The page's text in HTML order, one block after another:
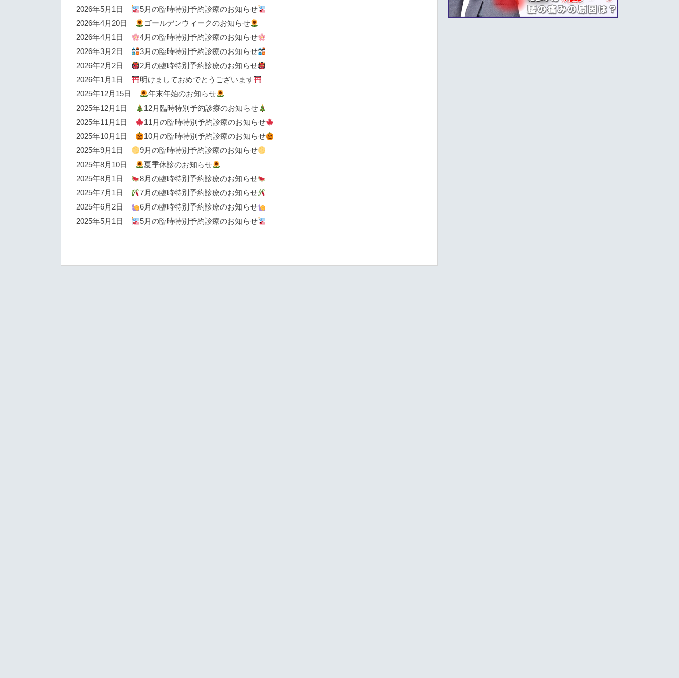
2026年5月1日
5月の臨時特別予約診療のお知らせ
2026年4月20日
ゴールデンウィークのお知らせ
2026年4月1日
4月の臨時特別予約診療のお知らせ
2026年3月2日
3月の臨時特別予約診療のお知らせ
2026年2月2日
2月の臨時特別予約診療のお知らせ
2026年1月1日
明けましておめでとうございます
2025年12月15日
年末年始のお知らせ
2025年12月1日
12月臨時特別予約診療のお知らせ
2025年11月1日
11月の臨時特別予約診療のお知らせ
2025年10月1日
10月の臨時特別予約診療のお知らせ
2025年9月1日
9月の臨時特別予約診療のお知らせ
2025年8月10日
夏季休診のお知らせ
2025年8月1日
8月の臨時特別予約診療のお知らせ
2025年7月1日
7月の臨時特別予約診療のお知らせ
2025年6月2日
6月の臨時特別予約診療のお知らせ
2025年5月1日
5月の臨時特別予約診療のお知らせ